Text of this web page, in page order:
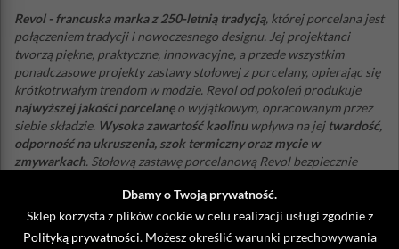
Dbamy o Twoją prywatność.
Sklep korzysta z plików cookie w celu realizacji usługi zgodnie z
Polityką prywatności . Możesz określić warunki przechowywania
Revol - francuska marka z 250-letnią tradycją, której porcelana jest
połączeniem tradycji i nowoczesnego designu. Jej projektanci
tworzą piękne, praktyczne, innowacyjne, a przede wszystkim
ponadczasowe projekty zastawy stołowej z porcelany, opierając się
krótkotrwałym trendom w modzie. Revol od pokoleń produkuje
najwyższej jakości porcelanęo wyjątkowym, opracowanym przez
siebie składzie. Wysoka zawartość kaolinuwpływa na jejtwardość,
odporność na ukruszenia, szok termiczny oraz mycie w
zmywarkach. Stołową zastawę porcelanową Revol bezpiecznie
wytrzymuje temperaturę od -40°C do + 300°C. Wiele etapów
produkcji jest wykonywanych ręcznie co dowodzi, że tego
francuskiego producenta wyróżnia prawdziwe zamiłowanie do